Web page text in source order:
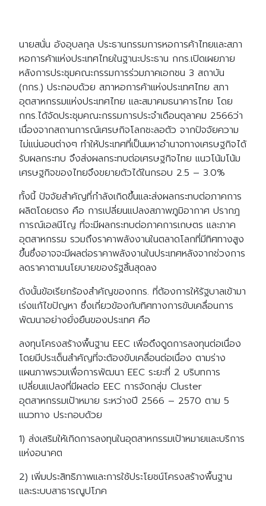
นายสนั่น อังอุบลกุล ประธานกรรมการหอการค้าไทยและสภา
หอการค้าแห่งประเทศไทยในฐานะประธาน กกร.เปิดเผยภาย
หลังการประชุมคณะกรรมการร่วมภาคเอกชน 3 สถาบัน
(กกร.) ประกอบด้วย สภาหอการค้าแห่งประเทศไทย สภา
อุตสาหกรรมแห่งประเทศไทย และสมาคมธนาคารไทย โดย
กกร.ได้จัดประชุมคณะกรรมการประจำเดือนตุลาคม 2566ว่า
เนื่องจากสถานการณ์เศรษกิจโลกชะลอตัว จากปัจจัยความ
ไม่แน่นอนต่างๆ ทำให้ประเทศที่เป็นมหาอำนาจทางเศรษฐกิจได้
รับผลกระทบ จึงส่งผลกระทบต่อเศรษฐกิจไทย แนวโน้มโน้ม
เศรษฐกิจของไทยจึงขยายตัวได้ในกรอบ 2.5 – 3.0%
ทั้งนี้ ปัจจัยสำคัญที่กำลังเกิดขึ้นและส่งผลกระทบต่อภาคการ
ผลิตโดยตรง คือ การเปลี่ยนแปลงสภาพภูมิอากาศ ปรากฎ
การณ์เอลนีโญ ที่จะมีผลกระทบต่อภาคการเกษตร และภาค
อุตสาหกรรม รวมถึงราคาพลังงานในตลาดโลกที่มีทิศทางสูง
ขึ้นซึ่งอาจจะมีผลต่อราคาพลังงานในประเทศหลังจากช่วงการ
ลดราคาตามนโยบายของรัฐสิ้นสุดลง
ดังนั้นข้อเรียกร้องสำคัญของกกร. ที่ต้องการให้รัฐบาลเข้ามา
เร่งแก้ไขปัญหา ซึ่งเกี่ยวข้องกับทิศทางการขับเคลื่อนการ
พัฒนาอย่างยั่งยืนของประเทศ คือ
ลงทุนโครงสร้างพื้นฐาน EEC เพื่อดึงดูดการลงทุนต่อเนื่อง
โดยมีประเด็นสำคัญที่จะต้องขับเคลื่อนต่อเนื่อง ตามร่าง
แผนภาพรวมเพื่อการพัฒนา EEC ระยะที่ 2 บริบทการ
เปลี่ยนแปลงที่มีผลต่อ EEC การจัดกลุ่ม Cluster
อุตสาหกรรมเป้าหมาย ระหว่างปี 2566 – 2570 ตาม 5
แนวทาง ประกอบด้วย
1) ส่งเสริมให้เกิดการลงทุนในอุตสาหกรรมเป้าหมายและบริการ
แห่งอนาคต
2) เพิ่มประสิทธิภาพและการใช้ประโยชน์โครงสร้างพื้นฐาน
และระบบสาธารณูปโภค